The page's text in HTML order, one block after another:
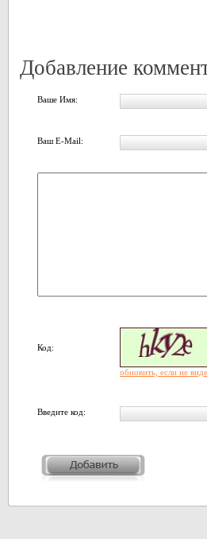
Добавление
Ваше Имя:
Ваш E-Mail:
Код:
обновить, если не
Введите код: